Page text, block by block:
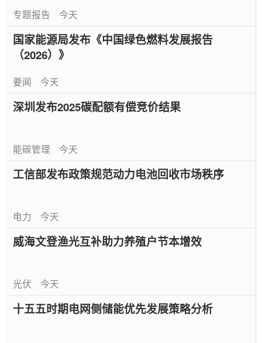
专题报告 今天
国家能源局发布《中国绿色燃料发展报告
（2026）》
要闻 今天
深圳发布2025碳配额有偿竞价结果
能碳管理 今天
工信部发布政策规范动力电池回收市场秩序
电力 今天
威海文登渔光互补助力养殖户节本增效
光伏 今天
十五五时期电网侧储能优先发展策略分析